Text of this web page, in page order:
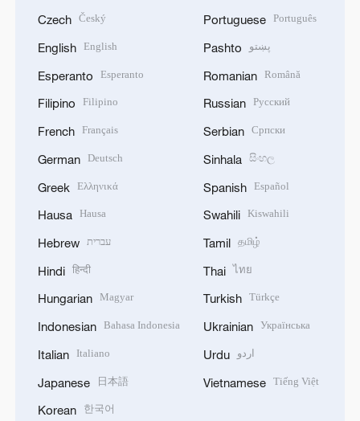
Czech Český
English English
Esperanto Esperanto
Filipino Filipino
French Français
German Deutsch
Greek Ελληνικά
Hausa Hausa
Hebrew עברית
Hindi हिन्दी
Hungarian Magyar
Indonesian Bahasa Indonesia
Italian Italiano
Japanese 日本語
Korean 한국어
Portuguese Português
Pashto پښتو
Romanian Română
Russian Русский
Serbian Српски
Sinhala සිංහල
Spanish Español
Swahili Kiswahili
Tamil தமிழ்
Thai ไทย
Turkish Türkçe
Ukrainian Українська
Urdu اردو
Vietnamese Tiếng Việt